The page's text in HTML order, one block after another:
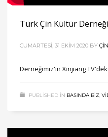
Türk Çin Kültür Derneği
CUMARTESI, 31 EKIM 2020 BY
Derneğimiz'in Xinjiang
PUBLISHED IN BASINDA BİZ,